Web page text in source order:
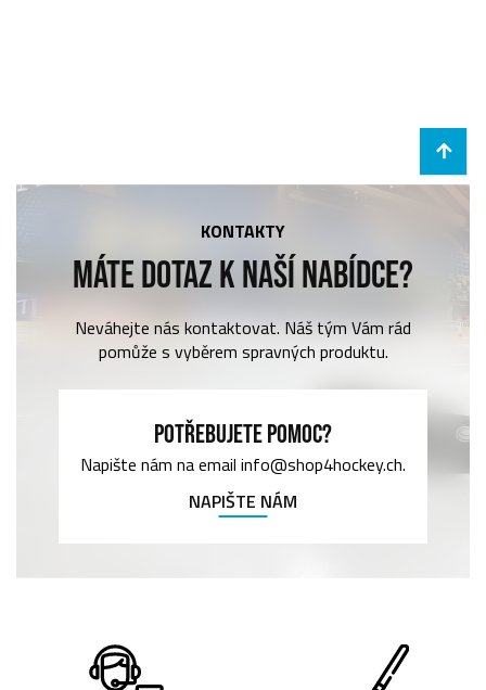
KONTAKTY
MÁTE DOTAZ K NAŠÍ NABÍDCE?
Neváhejte nás kontaktovat. Náš tým Vám rád
pomůže s vyběrem spravných produktu.
POTŘEBUJETE POMOC?
Napište nám na email info@shop4hockey.ch.
NAPIŠTE NÁM